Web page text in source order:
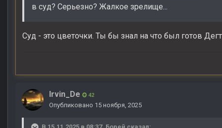
в суд? Серьезно? Жалкое зрелище...
Суд - это цветочки. Ты бы знал на что был готов
Irvin_De 42
Опубликовано 15 ноября, 2025